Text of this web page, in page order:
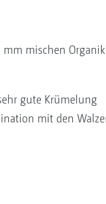
mm mischen Organik
gute Krümelung
mit den